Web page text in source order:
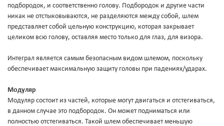
подбородок, и соответственно голову. Подбородок и другие части
никак не отстыковываются, не разделяются между собой, шлем
представляет собой цельную конструкцию, которая закрывает
целиком всю голову, оставляя место только для глаз, для визора.
Интеграл является самым безопасным видом шлемом, поскольку
обеспечивает максимальную защиту головы при падениях/ударах.
Модуляр
Модуляр состоит из частей, которые могут двигаться и отстегиваться,
в данном случае это подбородок. Он может подниматься или
полностью отстегиваться. Такой шлем обеспечивает меньшую